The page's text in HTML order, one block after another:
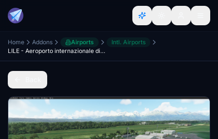
Home Addons Airports
Intl. Airports
LILE - Aeroporto internazionale di Biella - Cerrione